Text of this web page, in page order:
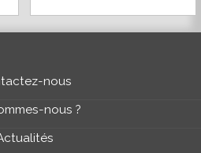
nous
nous ?